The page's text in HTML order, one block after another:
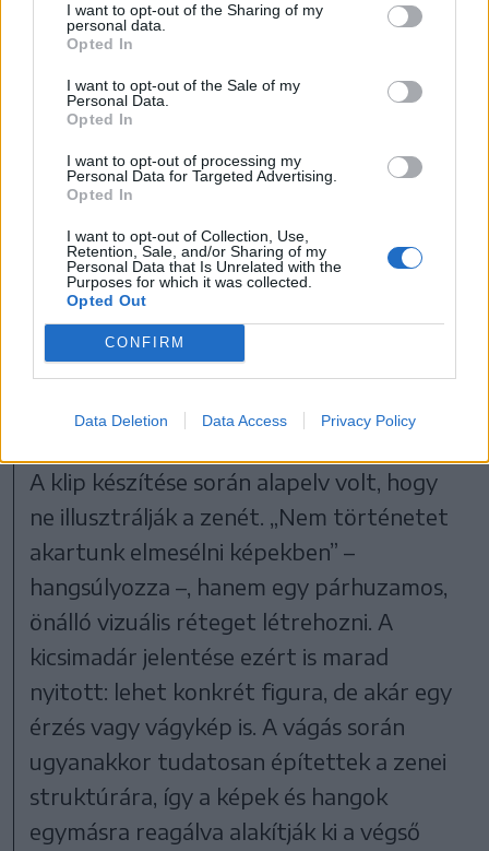
I want to opt-out of the Sharing of my
personal data.
Opted In
I want to opt-out of the Sale of my
Personal Data.
Opted In
I want to opt-out of processing my
Personal Data for Targeted Advertising.
Opted In
I want to opt-out of Collection, Use,
Retention, Sale, and/or Sharing of my
Personal Data that Is Unrelated with the
Purposes for which it was collected.
Opted Out
CONFIRM
Data Deletion Data Access Privacy Policy
A klip készítése során alapelv volt, hogy ne
illusztrálják a zenét
FOTÓ: KEREKES EMŐKE
A klip készítése során alapelv volt, hogy
ne illusztrálják a zenét. „Nem történetet
akartunk elmesélni képekben” –
hangsúlyozza –, hanem egy párhuzamos,
önálló vizuális réteget létrehozni. A
kicsimadár jelentése ezért is marad
nyitott: lehet konkrét figura, de akár egy
érzés vagy vágykép is. A vágás során
ugyanakkor tudatosan építettek a zenei
struktúrára, így a képek és hangok
egymásra reagálva alakítják ki a végső